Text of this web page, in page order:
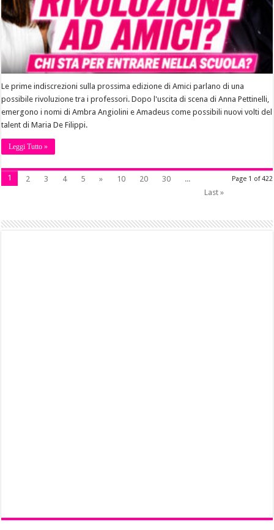
Le prime indiscrezioni sulla prossima edizione di Amici parlano di una
possibile rivoluzione tra i professori. Dopo l'uscita di scena di Anna Pettinelli,
emergono i nomi di Ambra Angiolini e Amadeus come possibili nuovi volti del
talent di Maria De Filippi.
Leggi Tutto »
Page 1 of 422
1 2 3 4 5 » 10 20 30
...
Last »